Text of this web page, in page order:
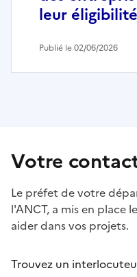
leur éligibilité
Publié le 02/06/2026
Votre
Le préfet de votre
l'ANCT, a mis en place
aider dans vos projets.
Trouvez un